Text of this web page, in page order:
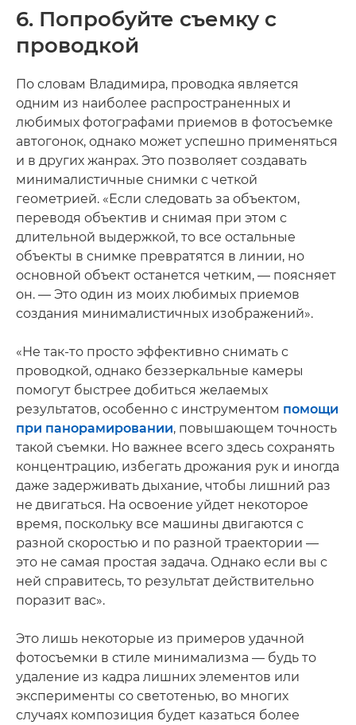
6. Попробуйте съемку с
проводкой
По словам Владимира, проводка является
одним из наиболее распространенных и
любимых фотографами приемов в фотосъемке
автогонок, однако может успешно применяться
и в других жанрах. Это позволяет создавать
минималистичные снимки с четкой
геометрией. «Если следовать за объектом,
переводя объектив и снимая при этом с
длительной выдержкой, то все остальные
объекты в снимке превратятся в линии, но
основной объект останется четким, — поясняет
он. — Это один из моих любимых приемов
создания минималистичных изображений».
«Не так-то просто эффективно снимать с
проводкой, однако беззеркальные камеры
помогут быстрее добиться желаемых
результатов, особенно с инструментом помощи
при панорамировании, повышающем точность
такой съемки. Но важнее всего здесь сохранять
концентрацию, избегать дрожания рук и иногда
даже задерживать дыхание, чтобы лишний раз
не двигаться. На освоение уйдет некоторое
время, поскольку все машины двигаются с
разной скоростью и по разной траектории —
это не самая простая задача. Однако если вы с
ней справитесь, то результат действительно
поразит вас».
Это лишь некоторые из примеров удачной
фотосъемки в стиле минимализма — будь то
удаление из кадра лишних элементов или
эксперименты со светотенью, во многих
случаях композиция будет казаться более